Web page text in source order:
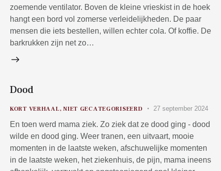
zoemende ventilator. Boven de kleine vrieskist in de hoek
hangt een bord vol zomerse verleidelijkheden. De paar
mensen die iets bestellen, willen echter cola. Of koffie. De
barkrukken zijn net zo…
Dood
KORT VERHAAL,NIET GECATEGORISEERD 27 september 2024
En toen werd mama ziek. Zo ziek dat ze dood ging - dood
wilde en dood ging. Weer tranen, een uitvaart, mooie
momenten in de laatste weken, afschuwelijke momenten
in de laatste weken, het ziekenhuis, de pijn, mama ineens